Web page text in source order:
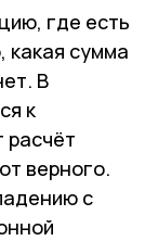
где есть
какая сумма
В
к
расчёт
верного.
с